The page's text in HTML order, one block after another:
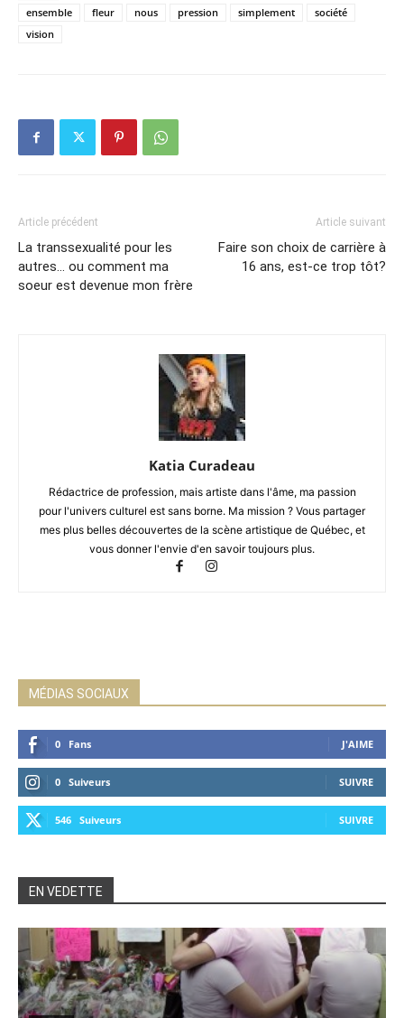
ensemble
fleur nous pression simplement
société
vision
Article précédent
La transsexualité pour les
autres… ou comment ma
soeur est devenue mon frère
Article suivant
Faire son choix de carrière à
16 ans, est-ce trop tôt?
Katia Curadeau
Rédactrice de profession, mais artiste dans l'âme, ma passion
pour l'univers culturel est sans borne. Ma mission ? Vous partager
mes plus belles découvertes de la scène artistique de Québec, et
vous donner l'envie d'en savoir toujours plus.
MÉDIAS SOCIAUX
0 Fans J'AIME
0 Suiveurs SUIVRE
546 Suiveurs SUIVRE
EN VEDETTE